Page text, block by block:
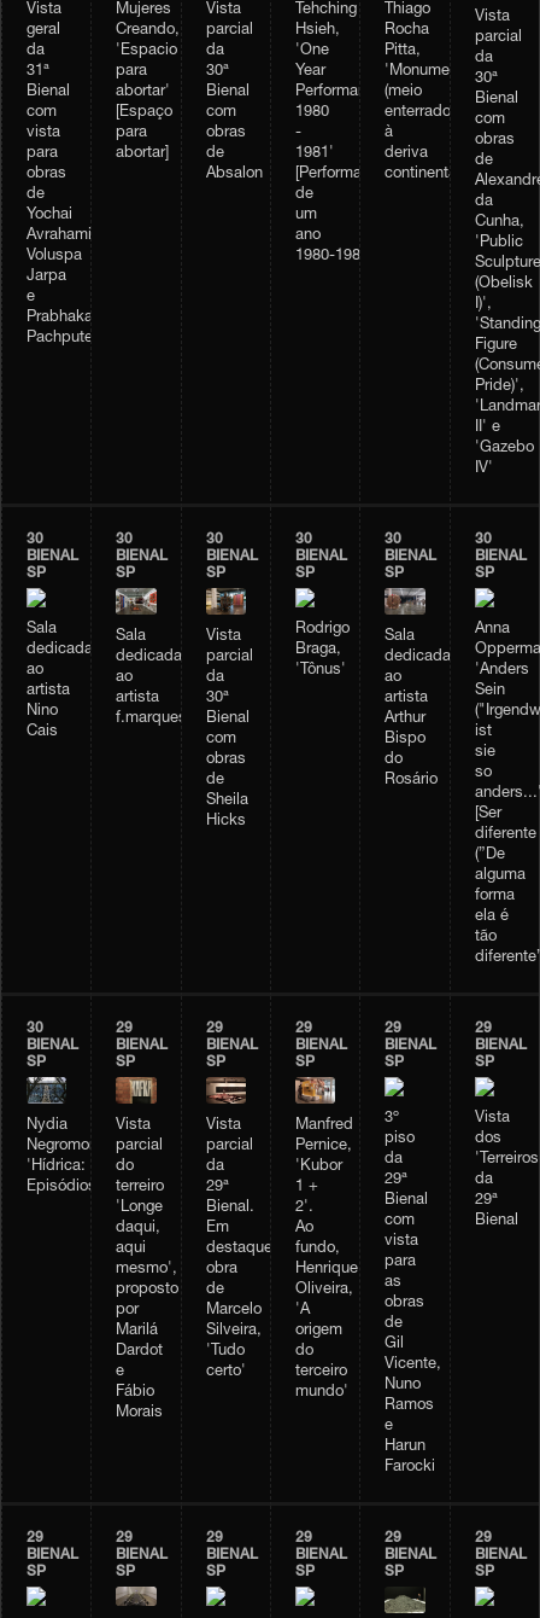
Vista
geral
da
31ª
Bienal
com
vista
para
obras
de
Yochai
Avrahami,
Voluspa
Jarpa
e
Prabhakar
Pachpute
Mujeres
Creando,
'Espacio
para
abortar'
[Espaço
para
abortar]
Vista
parcial
da
30ª
Bienal
com
obras
de
Absalon
Tehching
Hsieh,
'One
Year
Performance
1980
-
1981'
[Performance
de
um
ano
1980‑1981]
Thiago
Rocha
Pitta,
'Monumento
(meio
enterrado)
à
deriva
continental'
Vista
parcial
da
30ª
Bienal
com
obras
de
da
Cunha,
'Public
Sculpture
(Obelisk
I)',
'Standing
Figure
Pride)',
II' e
'Gazebo
IV'
30
BIENAL
SP
Sala
dedicada
ao
artista
Nino
Cais
30
BIENAL
SP
Sala
dedicada
ao
artista
f.marquespenteado
30
BIENAL
SP
Vista
parcial
da
30ª
Bienal
com
obras
de
Sheila
Hicks
30
BIENAL
SP
Rodrigo
Braga,
'Tônus'
30
BIENAL
SP
Sala
dedicada
ao
artista
Arthur
Bispo
do
Rosário
30
BIENAL
SP
Anna
'Anders
Sein
ist
sie
so
[Ser
diferente
(”De
alguma
forma
ela é
tão
30
BIENAL
SP
Nydia
Negromonte,
'Hídrica:
Episódios'
29
BIENAL
SP
Vista
parcial
do
terreiro
'Longe
daqui,
aqui
mesmo',
proposto
por
Marilá
Dardot
e
Fábio
Morais
29
BIENAL
SP
Vista
parcial
da
29ª
Bienal.
Em
destaque,
obra
de
Marcelo
Silveira,
'Tudo
certo'
29
BIENAL
SP
Manfred
Pernice,
'Kubor
1 +
2'.
Ao
fundo,
Henrique
Oliveira,
'A
origem
do
terceiro
mundo'
29
BIENAL
SP
3º
piso
da
29ª
Bienal
com
vista
para
as
obras
de
Gil
Vicente,
Nuno
Ramos
e
Harun
Farocki
29
BIENAL
SP
Vista
dos
da
29ª
Bienal
29
BIENAL
SP
29
BIENAL
SP
29
BIENAL
SP
29
BIENAL
SP
29
BIENAL
SP
29
BIENAL
SP